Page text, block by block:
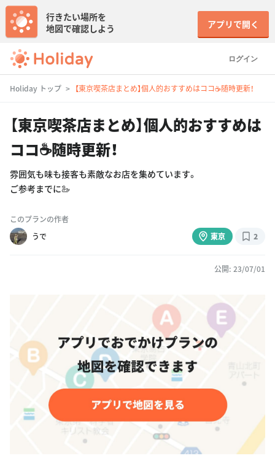
ログイン
行きたい場所を
地図で確認しよう
アプリで開く
Holiday トップ 【東京喫茶店まとめ】個人的おすすめはココ☕️随時更新！
【東京喫茶店まとめ】個人的おすすめは
ココ☕️随時更新！
雰囲気も味も接客も素敵なお店を集めています。
ご参考までに🦢
このプランの作者
うで
東京 2
公開: 23/07/01